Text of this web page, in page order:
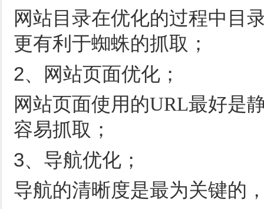
网站目录在优化的过程中目
更有利于蜘蛛的抓取；
2、网站页面优化；
网站页面使用的URL最好是
容易抓取；
3、导航优化；
导航的清晰度是最为关键的